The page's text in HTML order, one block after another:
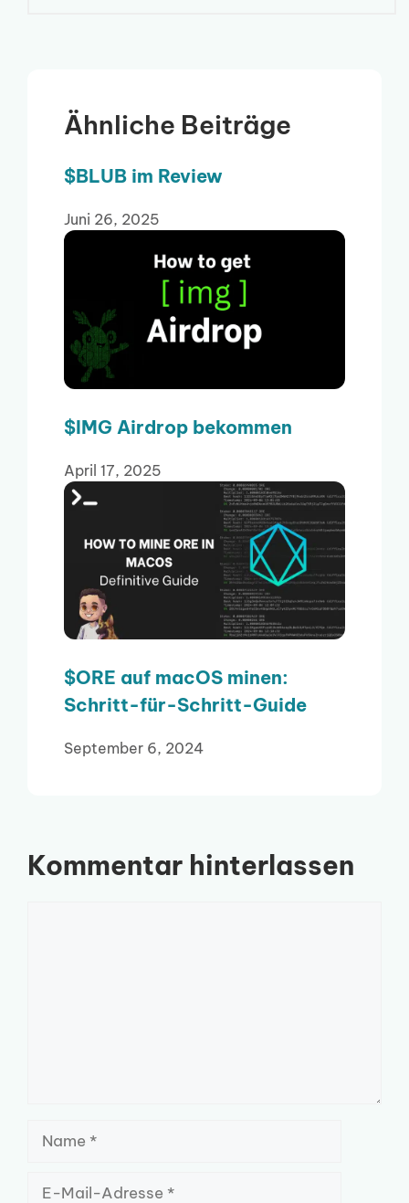
Ähnliche Beiträge
$BLUB im Review
Juni 26, 2025
$IMG Airdrop bekommen
April 17, 2025
$ORE auf macOS minen:
Schritt-für-Schritt-Guide
September 6, 2024
Kommentar hinterlassen